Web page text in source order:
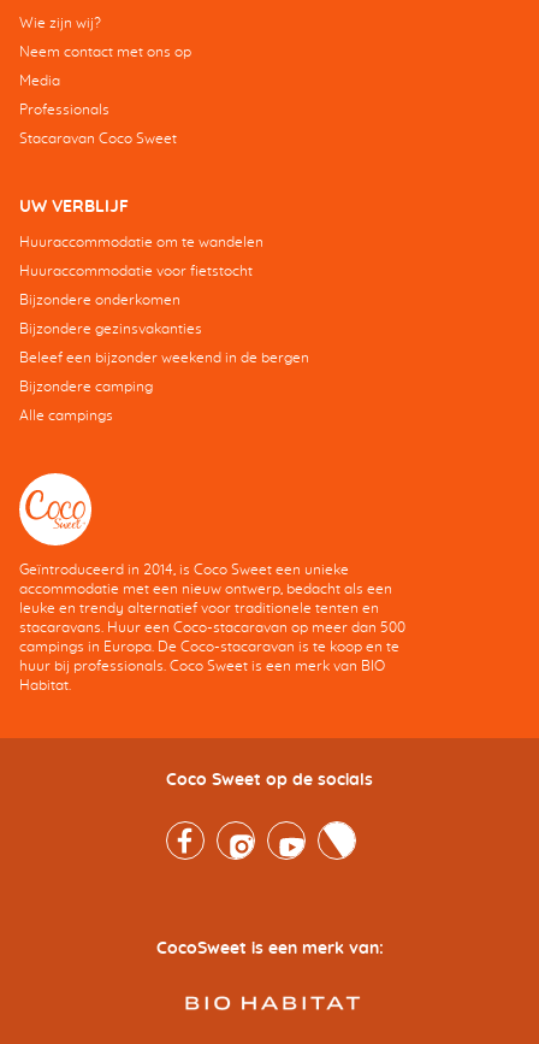
Wie zijn wij?
Neem contact met ons op
Media
Professionals
Stacaravan Coco Sweet
UW VERBLIJF
Huuraccommodatie om te wandelen
Huuraccommodatie voor fietstocht
Bijzondere onderkomen
Bijzondere gezinsvakanties
Beleef een bijzonder weekend in de bergen
Bijzondere camping
Alle campings
Geïntroduceerd in 2014, is Coco Sweet een unieke
accommodatie met een nieuw ontwerp, bedacht als een
leuke en trendy alternatief voor traditionele tenten en
stacaravans. Huur een Coco-stacaravan op meer dan 500
campings in Europa. De Coco-stacaravan is te koop en te
huur bij professionals. Coco Sweet is een merk van BIO
Habitat.
Coco Sweet op de socials
FacebookInstagramYoutubeTwitter
CocoSweet is een merk van: